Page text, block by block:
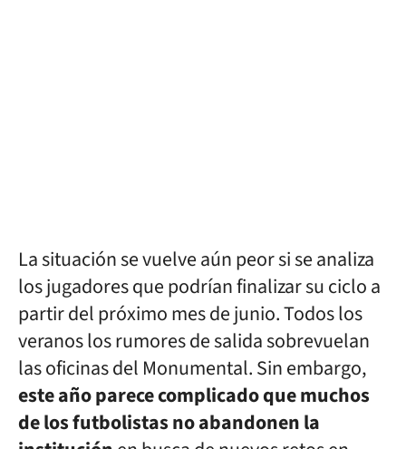
La situación se vuelve aún peor si se analiza
los jugadores que podrían finalizar su ciclo a
partir del próximo mes de junio. Todos los
veranos los rumores de salida sobrevuelan
las oficinas del Monumental. Sin embargo,
este año parece complicado que muchos
de los futbolistas no abandonen la